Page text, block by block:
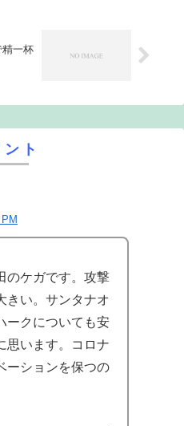
精一杯
ント
のケガです。攻撃
きい。サンタナオ
ークについても安
思います。コロナ
ーションを保つの